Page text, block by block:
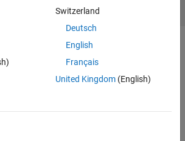
Switzerland
Deutsch
English
Français
United Kingdom(English)